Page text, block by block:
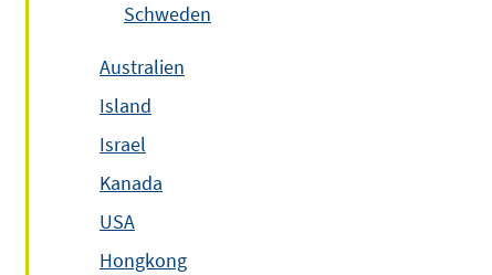
Schweden
Australien
Island
Israel
Kanada
USA
Hongkong